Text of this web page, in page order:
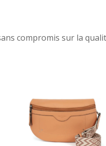
compromis sur la